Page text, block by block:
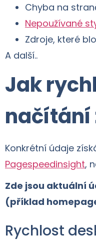
Chyba na
Nepoužívané
Zdroje, které
A další..
Jak
načítání
Konkrétní údaje
Pagespeedinsight,
Zde jsou aktuální
(příklad
Rychlost